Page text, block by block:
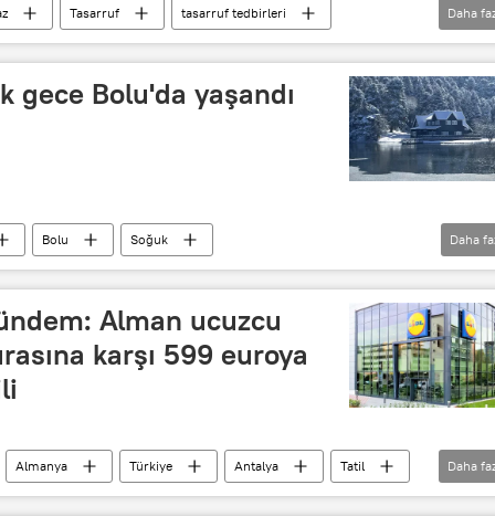
Tasarruf
tasarruf tedbirleri
sıcak hava Soğuk
Soğuk hava
Daha
gece Bolu'da yaşandı
Bolu
Soğuk
Daha
Alman ucuzcu
karşı 599 euroya
Almanya Türkiye Antalya
Tatil
Doğalgaz Fatura
ısınma
Daha